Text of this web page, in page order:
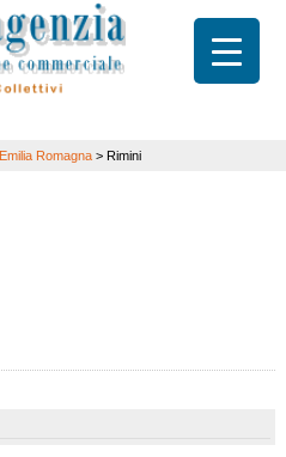
Emilia Romagna > Rimini